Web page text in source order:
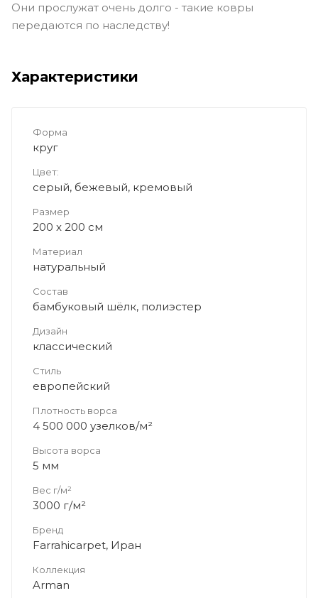
Они прослужат очень долго - такие ковры
передаются по наследству!
Характеристики
Форма
круг
Цвет:
серый, бежевый, кремовый
Размер
200 x 200 см
Материал
натуральный
Состав
бамбуковый шёлк, полиэстер
Дизайн
классический
Стиль
европейский
Плотность ворса
4 500 000 узелков/м²
Высота ворса
5 мм
Вес г/м²
3000 г/м²
Бренд
Farrahicarpet, Иран
Коллекция
Arman